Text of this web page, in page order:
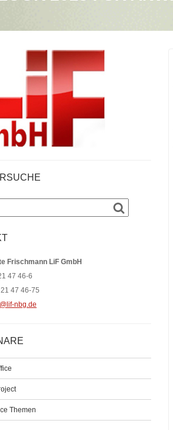
Frischmann LiF GmbH
47 46-6
47 46-75
nbg.de
Themen